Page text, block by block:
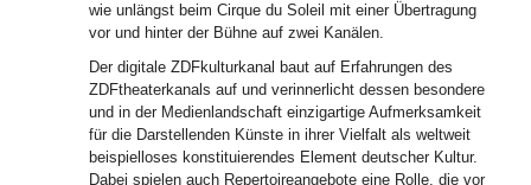
wie unlängst beim Cirque du Soleil mit einer Übertragung
vor und hinter der Bühne auf zwei Kanälen.
Der digitale ZDFkulturkanal baut auf Erfahrungen des
ZDFtheaterkanals auf und verinnerlicht dessen besondere
und in der Medienlandschaft einzigartige Aufmerksamkeit
für die Darstellenden Künste in ihrer Vielfalt als weltweit
beispielloses konstituierendes Element deutscher Kultur.
Dabei spielen auch Repertoireangebote eine Rolle, die vor